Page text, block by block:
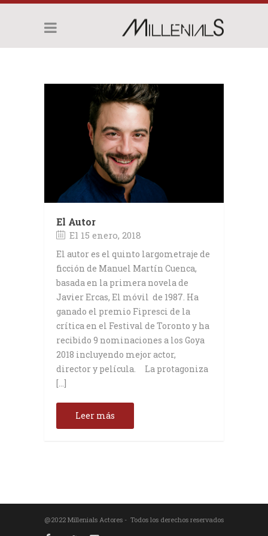
El Autor
El 15 enero, 2018
El autor es el quinto largometraje de
ficción de Manuel Martín Cuenca,
basada en la primera novela de
Javier Ercas, El móvil de 1987. Ha
ganado el premio Fipresci de la
crítica en el Festival de Toronto y ha
recibido 9 nominaciones a los Goya
2018 incluyendo mejor actor,
director y película. La protagoniza
[…]
Leer más
@2022 Millenials Actores - Todos los derechos reservados